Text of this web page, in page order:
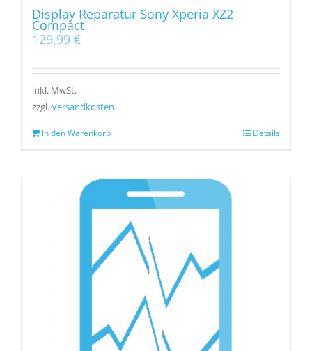
Display Reparatur Sony Xperia XZ2
Compact
129,99 €
inkl. MwSt.
zzgl.Versandkosten
In den Warenkorb Details